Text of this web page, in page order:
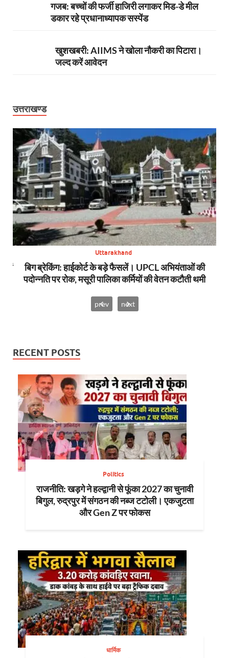
गजब: बच्चों की फर्जी हाजिरी लगाकर मिड-डे मील
डकार रहे प्रधानाध्यापक सस्पेंड
खुशखबरी: AIIMS ने खोला नौकरी का पिटारा।
जल्द करें आवेदन
उत्तराखण्ड
Uttarakhand
बिग ब्रेकिंग: हाईकोर्ट के बड़े फैसलें। UPCL अभियंताओं की
पदोन्नति पर रोक, मसूरी पालिका कर्मियों की वेतन कटौती थमी
prev next
RECENT POSTS
Politics
राजनीति: खड़गे ने हल्द्वानी से फूंका 2027 का चुनावी
बिगुल, रुद्रपुर में संगठन की नब्ज टटोली। एकजुटता
और Gen Z पर फोकस
धार्मिक